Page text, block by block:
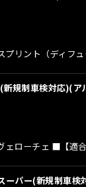
プリント（ディ
規制車検対応)(
ローチェ ■【
ーパー(新規制車